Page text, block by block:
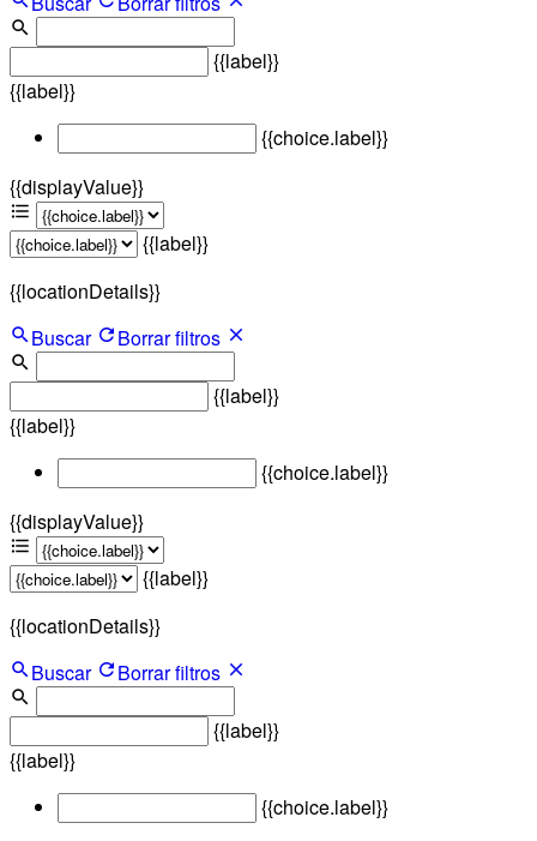
{{label}}
{{label}}
{{choice.label}}
{{displayValue}}
{{label}}
{{locationDetails}}
Buscar
Borrar filtros
{{label}}
{{label}}
{{choice.label}}
{{displayValue}}
{{label}}
{{locationDetails}}
Buscar
Borrar filtros
{{label}}
{{label}}
{{choice.label}}